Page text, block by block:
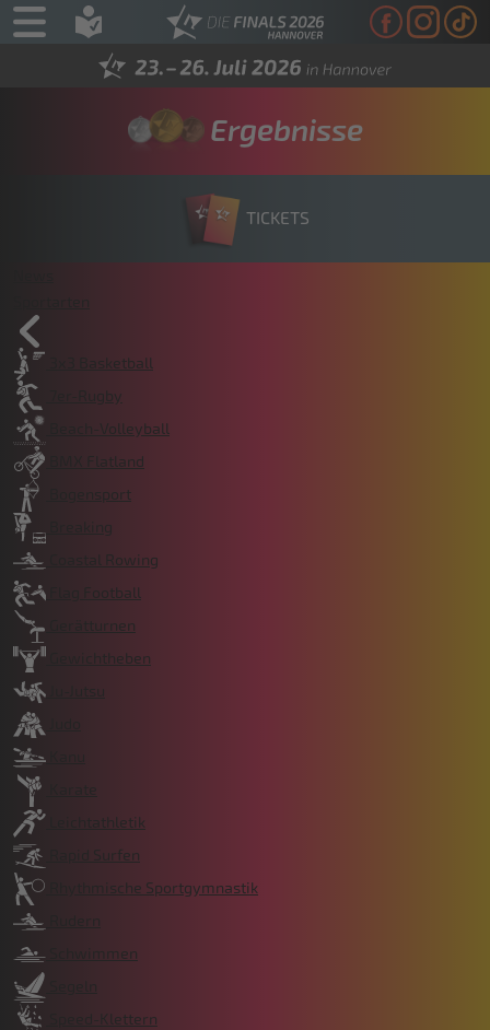
Ergebnisse
TICKETS
3x3 Basketball
7er-Rugby
Beach-Volleyball
BMX Flatland
Bogensport
Breaking
Coastal Rowing
Flag Football
Gerätturnen
Gewichtheben
Ju-Jutsu
Leichtathletik
Rapid Surfen
Rhythmische Sportgymnastik
Rudern
Schwimmen
Segeln
Speed-Klettern